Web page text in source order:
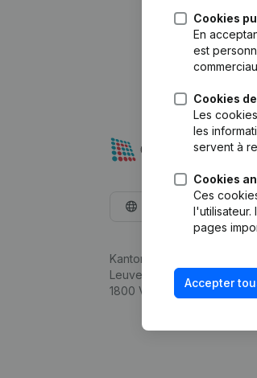
Cookies
En
est
Cookies
Les
les
servent à
Cookies
Ces
l'utilisateur.
pages
Accepter
Français
Kantorenpark Everest
Leuvensesteenweg 248D,
1800 Vilvoorde